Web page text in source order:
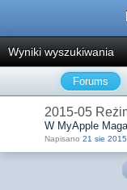
Wyniki wyszukiwania
Forums
2015-05
W MyApple
Napisano 21 sie